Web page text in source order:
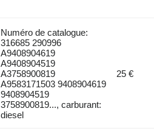
Numéro de catalogue:
316685 290996
A9408904619
A9408904519
A3758900819
A9583171503 9408904619
9408904519
3758900819..., carburant:
diesel
25 €